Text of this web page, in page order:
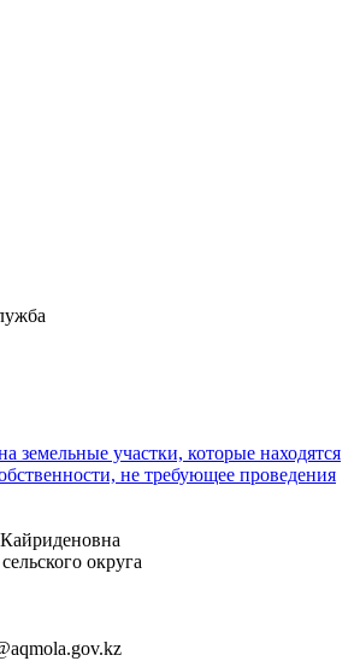
земельные участки, которые находятся
не требующее проведения
округа